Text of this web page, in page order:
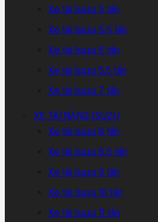
Xe tải Isuzu 5 tấn
Xe tải Isuzu 5.5 tấn
Xe tải Isuzu 6 tấn
Xe tải Isuzu 6.5 tấn
Xe tải Isuzu 7 tấn
XE TẢI NẶNG ISUZU
Xe tải Isuzu 8 tấn
Xe tải Isuzu 8.5 tấn
Xe tải Isuzu 9 tấn
Xe tải Isuzu 10 tấn
Xe tải Isuzu 11 tấn